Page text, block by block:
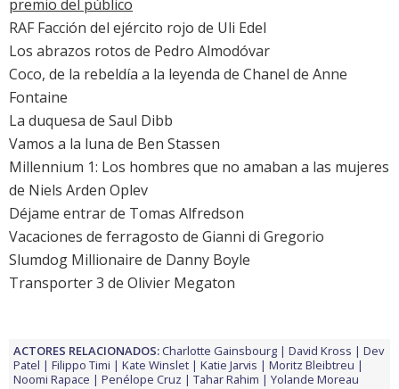
premio del público
RAF Facción del ejército rojo de Uli Edel
Los abrazos rotos de Pedro Almodóvar
Coco, de la rebeldía a la leyenda de Chanel de Anne
Fontaine
La duquesa de Saul Dibb
Vamos a la luna de Ben Stassen
Millennium 1: Los hombres que no amaban a las mujeres
de Niels Arden Oplev
Déjame entrarde Tomas Alfredson
Vacaciones de ferragosto de Gianni di Gregorio
Slumdog Millionaire de Danny Boyle
Transporter 3 de Olivier Megaton
ACTORES RELACIONADOS:Charlotte Gainsbourg David Kross
Dev
Patel
Filippo Timi Kate Winslet Katie Jarvis
Moritz Bleibtreu
Noomi Rapace
Penélope Cruz Tahar Rahim Yolande Moreau